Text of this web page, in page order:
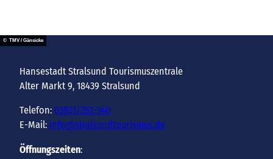
© TMV / Gänsicke
Hansestadt Stralsund Tourismuszentrale
Alter Markt 9, 18439 Stralsund
Telefon: 03831/252-340
E-Mail: info@stralsundtourismus.de
Öffnungszeiten: